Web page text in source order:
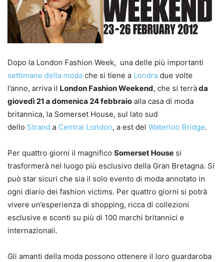
Dopo la London Fashion Week, una delle più importanti
settimane della moda che si tiene a Londra due volte
l’anno, arriva il London Fashion Weekend, che si terràda
giovedì 21 a domenica 24 febbraio alla casa di moda
britannica, la Somerset House, sul lato sud
dello Strand a Central London, a est del Waterloo Bridge.
Per quattro giorni il magnifico Somerset House si
trasformerà nel luogo più esclusivo della Gran Bretagna. Si
può star sicuri che sia il solo evento di moda annotato in
ogni diario dei fashion victims. Per quattro giorni si potrà
vivere un’esperienza di shopping, ricca di collezioni
esclusive e sconti su più di 100 marchi britannici e
internazionali.
Gli amanti della moda possono ottenere il loro guardaroba